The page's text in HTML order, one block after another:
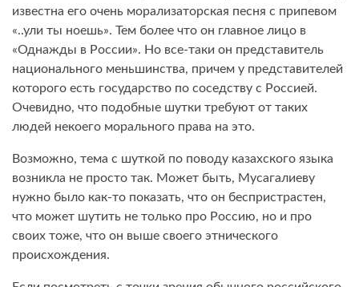
известна его очень морализаторская песня с припевом
«..ули ты ноешь». Тем более что он главное лицо в
«Однажды в России». Но все-таки он представитель
национального меньшинства, причем у представителей
которого есть государство по соседству с Россией.
Очевидно, что подобные шутки требуют от таких
людей некоего морального права на это.
Возможно, тема с шуткой по поводу казахского языка
возникла не просто так. Может быть, Мусагалиеву
нужно было как-то показать, что он беспристрастен,
что может шутить не только про Россию, но и про
своих тоже, что он выше своего этнического
происхождения.